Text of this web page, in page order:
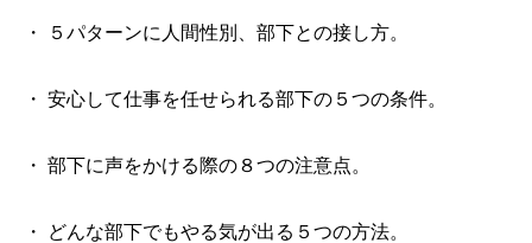
・ ５パターンに人間性別、部下との接し方。
・ 安心して仕事を任せられる部下の５つの条件。
・ 部下に声をかける際の８つの注意点。
・ どんな部下でもやる気が出る５つの方法。